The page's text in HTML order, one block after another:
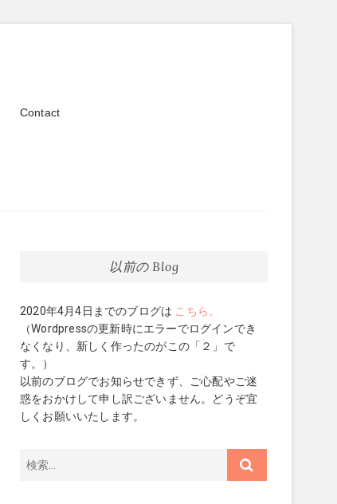
Contact
以前の Blog
2020年4月4日までのブログは こちら。
（Wordpressの更新時にエラーでログインでき
なくなり、新しく作ったのがこの「２」で
す。）
以前のブログでお知らせできず、ご心配やご迷
惑をおかけして申し訳ございません。どうぞ宜
しくお願いいたします。